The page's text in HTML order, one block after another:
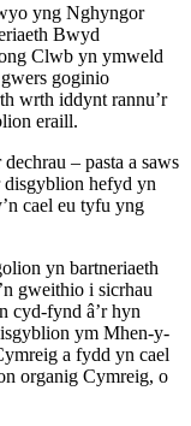
yng Nghyngor
Bwyd
Clwb yn ymweld
goginio
wrth iddynt rannu’r
eraill.
– pasta a saws
disgyblion hefyd yn
cael eu tyfu yng
yn bartneriaeth
gweithio i sicrhau
cyd-fynd â’r hyn
ym Mhen-y-
a fydd yn cael
organig Cymreig, o